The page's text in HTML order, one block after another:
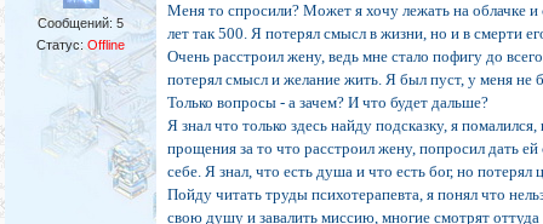
Сообщений:5
Статус:Offline
Меня то спросили? Может я хочу лежать на облачке и
лет так 500. Я потерял смысл в жизни, но и в смерти
Очень расстроил жену, ведь мне стало пофигу до
потерял смысл и желание жить. Я был пуст, у меня не
Только вопросы - а зачем? И что будет дальше?
Я знал что только здесь найду подсказку, я
прощения за то что расстроил жену, попросил дать ей
себе. Я знал, что есть душа и что есть бог, но потерял
Пойду читать труды психотерапевта, я понял что
свою душу и завалить миссию, многие смотрят